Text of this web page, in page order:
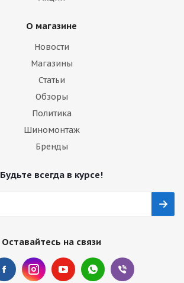
О магазине
Новости
Магазины
Статьи
Обзоры
Политика
Шиномонтаж
Бренды
Будьте всегда в курсе!
Оставайтесь на связи